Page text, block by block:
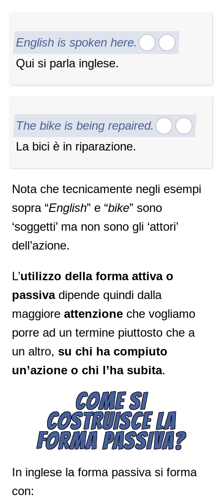
English is spoken here.
Qui si parla inglese.
The bike is being repaired.
La bici è in riparazione.
Nota che tecnicamente negli esempi
sopra “English” e “bike” sono
‘soggetti’ ma non sono gli ‘attori’
dell’azione.
L’utilizzo della forma attiva o
passivadipende quindi dalla
maggiore attenzione che vogliamo
porre ad un termine piuttosto che a
un altro, su chi ha compiuto
un’azione o chi l’ha subita.
COME SI
COSTRUISCE LA
FORMA PASSIVA?
In inglese la forma passiva si forma
con: